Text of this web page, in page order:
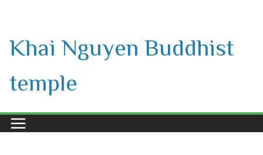
content
Khai Nguyen Buddhist
temple